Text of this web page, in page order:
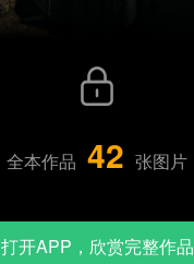
全本作品 42 张图片
打开APP，欣赏完整作品